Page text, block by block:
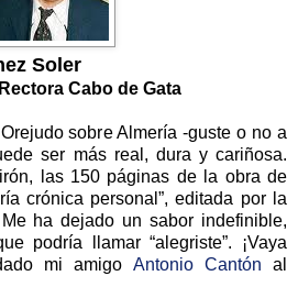
Soler
Cabo de Gata
sobre Almería -guste o no a
ser más real, dura y cariñosa.
las 150 páginas de la obra de
crónica personal”, editada por la
ha dejado un sabor indefinible,
podría llamar “alegriste”. ¡Vaya
mi amigo Antonio Cantón al